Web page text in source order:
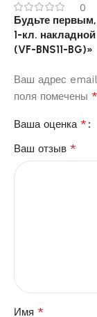
0
Будьте
1-кл.
(VF-BNS11-BG)»
Ваш адрес email
поля помечены *
Ваша оценка *
Ваш отзыв *
Имя *